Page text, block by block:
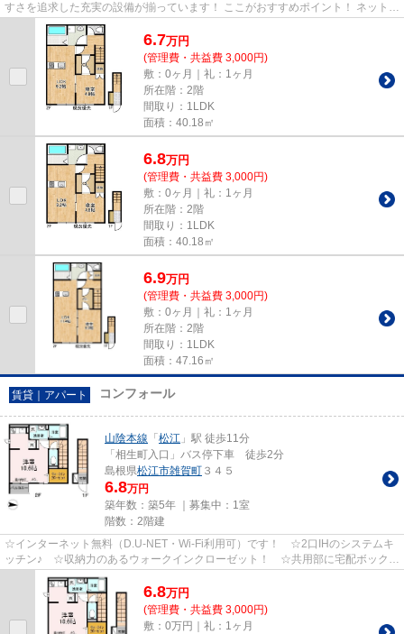
すさを追求した充実の設備が揃っています！ ここがおすすめポイント！ ネット無
料！ 高速インターネット...
6.7万円
(管理費・共益費 3,000円)
敷：0ヶ月｜礼：1ヶ月
所在階：2階
間取り：1LDK
面積：40.18㎡
6.8万円
(管理費・共益費 3,000円)
敷：0ヶ月｜礼：1ヶ月
所在階：2階
間取り：1LDK
面積：40.18㎡
6.9万円
(管理費・共益費 3,000円)
敷：0ヶ月｜礼：1ヶ月
所在階：2階
間取り：1LDK
面積：47.16㎡
賃貸｜アパート コンフォール
山陰本線 「 松江 」駅 徒歩11分
「相生町入口」バス停下車 徒歩2分
島根県松江市雑賀町 ３４５
6.8万円
築年数：築5年 ｜募集中： 1室
階数：2階建
☆インターネット無料（D.U-NET・Wi-Fi利用可）です！ ☆2口IHのシステムキ
ッチン♪ ☆収納力のあるウォークインクローゼット！ ☆共用部に宅配ボックス
6.8万円
(管理費・共益費 3,000円)
敷：0万円｜礼：1ヶ月